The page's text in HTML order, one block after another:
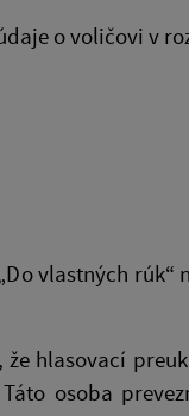
o voličovi v
vlastných rúk“
hlasovací
osoba